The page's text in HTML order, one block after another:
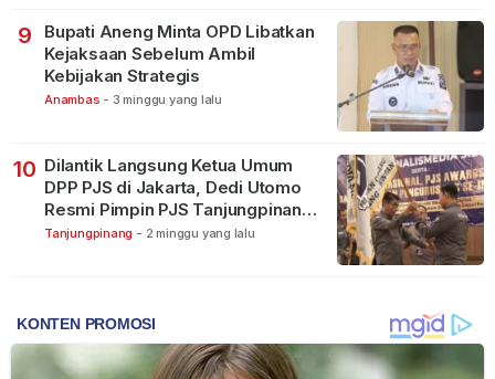
9
Bupati Aneng Minta OPD Libatkan
Kejaksaan Sebelum Ambil
Kebijakan Strategis
Anambas - 3 minggu yang lalu
10 Dilantik Langsung Ketua Umum
DPP PJS di Jakarta, Dedi Utomo
Resmi Pimpin PJS Tanjungpinang-
Bintan
Tanjungpinang - 2 minggu yang lalu